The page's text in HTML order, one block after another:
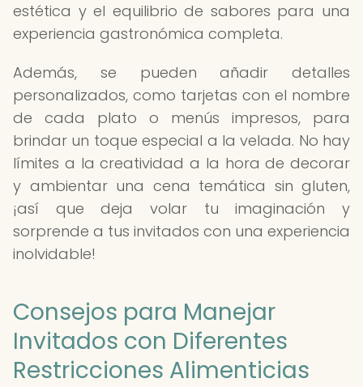
estética y el equilibrio de sabores para una
experiencia gastronómica completa.
Además, se pueden añadir detalles
personalizados, como tarjetas con el nombre
de cada plato o menús impresos, para
brindar un toque especial a la velada. No hay
límites a la creatividad a la hora de decorar
y ambientar una cena temática sin gluten,
¡así que deja volar tu imaginación y
sorprende a tus invitados con una experiencia
inolvidable!
Consejos para Manejar
Invitados con Diferentes
Restricciones Alimenticias